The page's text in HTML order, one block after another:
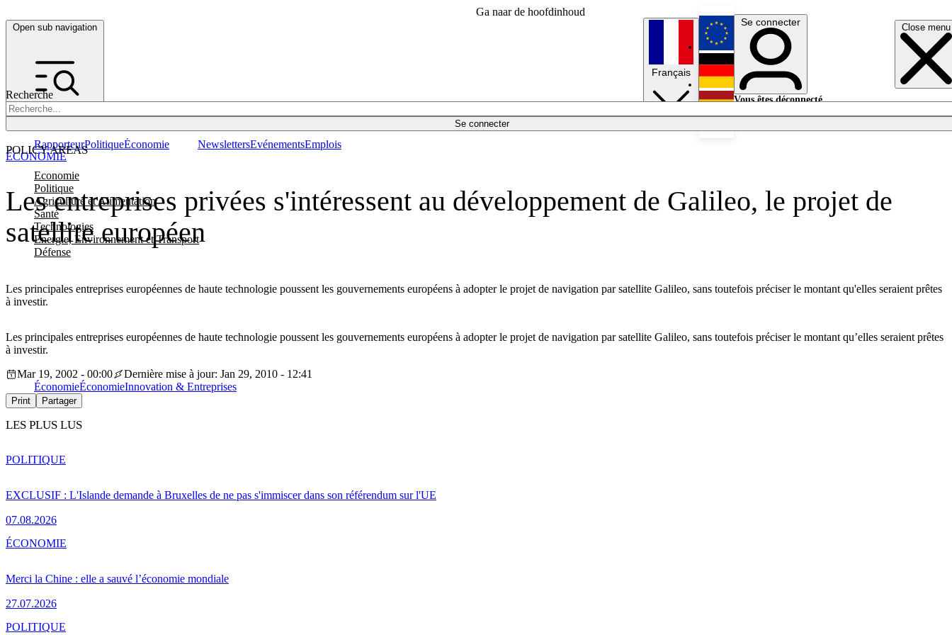
Ga naar de hoofdinhoud
Open sub navigation Close menu
Recherche
Se connecter
POLICY AREAS
Economie
Politique
Agriculture et Alimentation
Santé
Technologies
Energie, Environnement et Transport
Défense
RapporteurPolitiqueÉconomie NewslettersEvénementsEmplois
Français
English
Deutsch
Se connecter
Vous êtes déconnecté.
Les entreprises privées s'intéressent au développement de Galileo, le projet de
satellite européen
Les principales entreprises européennes de haute technologie poussent les gouvernements européens à adopter le projet de navigation par satellite Galileo, sans toutefois préciser le montant qu'elles seraient prêtes
à investir.
ÉCONOMIE
Les principales entreprises européennes de haute technologie poussent les gouvernements européens à adopter le projet de navigation par satellite Galileo, sans toutefois préciser le montant qu’elles seraient prêtes
à investir.
Mar 19, 2002 - 00:00
Dernière mise à jour: Jan 29, 2010 - 12:41
ÉconomieÉconomieInnovation & Entreprises
Print Partager
LES PLUS LUS
EXCLUSIF : L'Islande demande à Bruxelles de ne pas s'immiscer dans son référendum sur l'UE
07.08.2026
POLITIQUE
Merci la Chine : elle a sauvé l’économie mondiale
27.07.2026
ÉCONOMIE
POLITIQUE